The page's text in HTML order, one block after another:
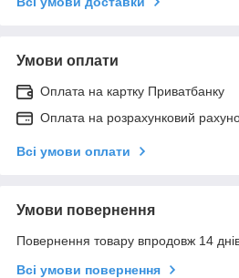
Умови оплати
Оплата на картку Приватбанку
Оплата на розрахунковий
Всі умови оплати
Умови повернення
Повернення товару впродовж 14
Всі умови повернення